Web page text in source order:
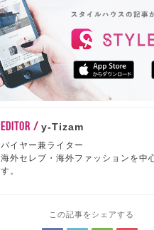
EDITOR /y-Tizam
バイヤー兼ライター
海外セレブ・海外ファッションを中
す。
この記事をシェアする